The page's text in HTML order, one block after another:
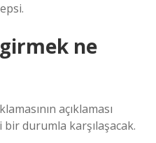
ne
açıklaması
bir durumla karşılaşacak.